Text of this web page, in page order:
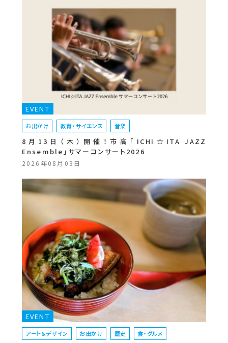
EVENT
お出かけ 教育・サイエンス 音楽
8月13日（木）開催！市高「ICHI☆ITA JAZZ
Ensemble」サマーコンサート2026
2026年08月03日
EVENT
アート＆デザイン お出かけ 歴史 食・グルメ